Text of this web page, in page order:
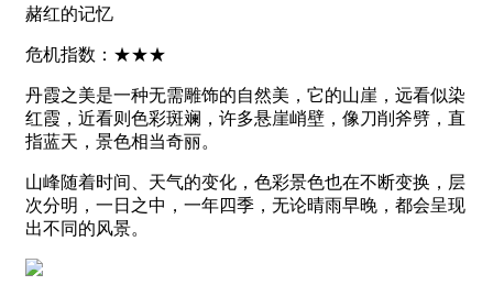
赭红的记忆
危机指数：★★★
丹霞之美是一种无需雕饰的自然美，它的山崖，远看似染
红霞，近看则色彩斑斓，许多悬崖峭壁，像刀削斧劈，直
指蓝天，景色相当奇丽。
山峰随着时间、天气的变化，色彩景色也在不断变换，层
次分明，一日之中，一年四季，无论晴雨早晚，都会呈现
出不同的风景。